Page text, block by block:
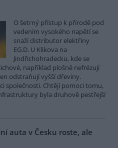
O šetrný přístup k přírodě pod
vedením vysokého napětí se
snaží distributor elektřiny
EG.D. U Klikova na
Jindřichohradecku, kde se
například plošně nefrézují
odstraňují vyšší dřeviny.
společnosti. Chtějí pomoci tomu,
byla druhově pestřejší
auta v Česku roste, ale